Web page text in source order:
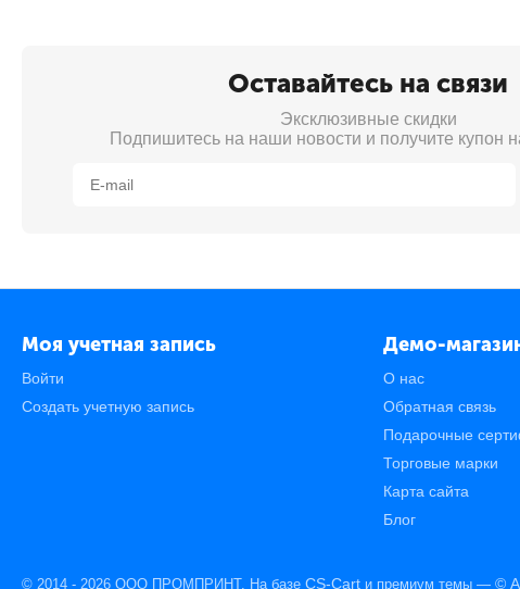
Оставайтесь на связи
Эксклюзивные скидки
Подпишитесь на наши новости и получите купон
Моя учетная запись
Войти
Создать учетную запись
Демо-
О нас
Обратная связь
Подарочные
Торговые марки
Карта сайта
Блог
© 2014 - 2026 ООО ПРОМПРИНТ. На базе CS-Cart и премиум темы — ©